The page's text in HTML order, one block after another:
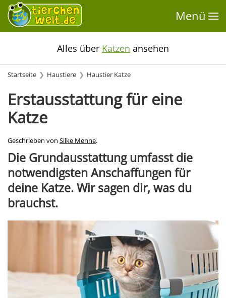
Menü
Alles über Katzen ansehen
Startseite Haustiere Haustier Katze
Erstausstattung für eine
Katze
Geschrieben von Silke Menne.
Die Grundausstattung umfasst die
notwendigsten Anschaffungen für
deine Katze. Wir sagen dir, was du
brauchst.